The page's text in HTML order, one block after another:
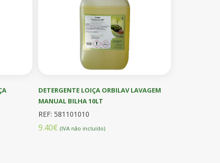
DETERGENTE LOIÇA ORBILAV LAVAGEM
MANUAL BILHA 10LT
REF: 581101010
9.40€(IVA não incluído)